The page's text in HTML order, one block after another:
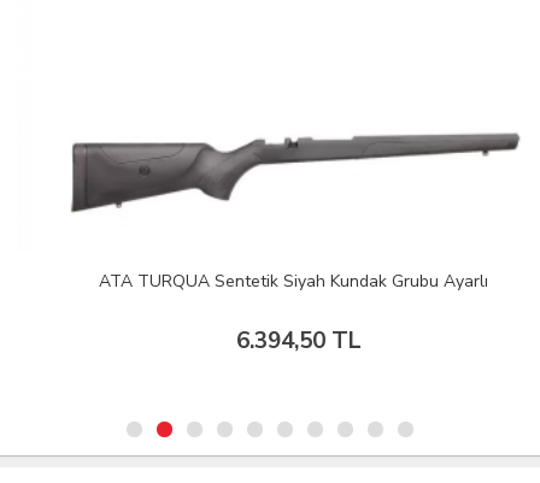
ATA TURQUA Sentetik Siyah Kundak Grubu Ayarlı
6.394,50 TL